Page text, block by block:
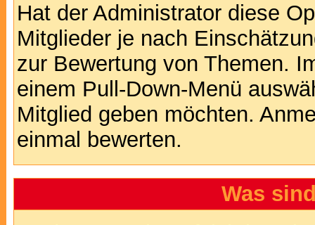
Hat der Administrator diese
Mitglieder je nach
zur Bewertung von Themen.
einem Pull-Down-Menü
Mitglied geben möchten.
einmal bewerten.
Was